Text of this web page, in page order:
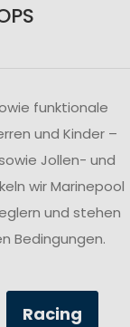
funktionale
und Kinder –
Jollen- und
wir Marinepool
und stehen
Bedingungen.
Racing